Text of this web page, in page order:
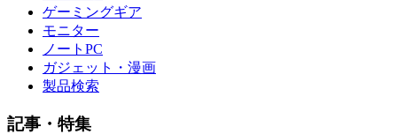
ゲーミングギア
モニター
ノートPC
ガジェット・漫画
製品検索
記事・特集